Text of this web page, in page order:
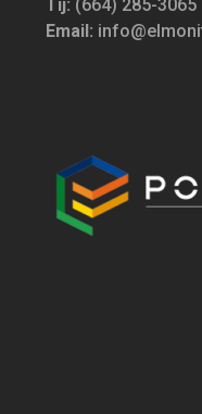
Tij: (664) 285-3065
Email: